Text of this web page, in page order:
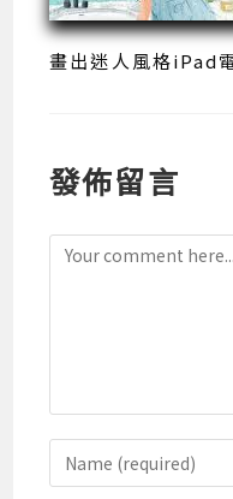
畫出迷人風格iPad
發佈留言
Comment
Enter
your